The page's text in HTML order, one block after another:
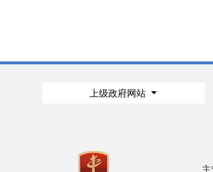
上级政府网站